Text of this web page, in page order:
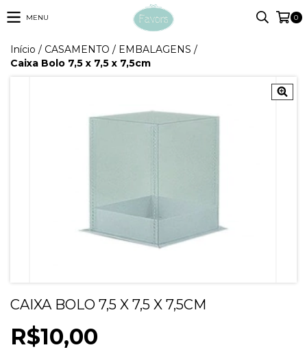
MENU 0
Início / CASAMENTO / EMBALAGENS /
Caixa Bolo 7,5 x 7,5 x 7,5cm
CAIXA BOLO 7,5 X 7,5 X 7,5CM
R$10,00